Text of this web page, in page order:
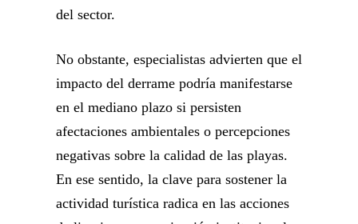
del sector.
No obstante, especialistas advierten que el
impacto del derrame podría manifestarse
en el mediano plazo si persisten
afectaciones ambientales o percepciones
negativas sobre la calidad de las playas.
En ese sentido, la clave para sostener la
actividad turística radica en las acciones